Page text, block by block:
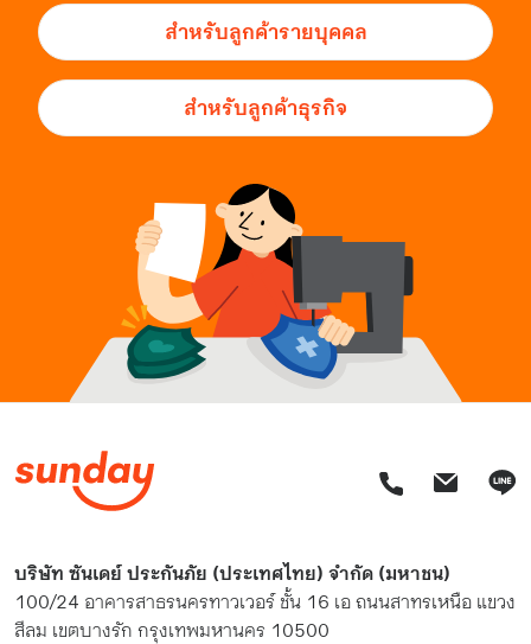
สำหรับลูกค้ารายบุคคล
สำหรับลูกค้าธุรกิจ
บริษัท ซันเดย์ ประกันภัย (ประเทศไทย) จำกัด (มหาชน)
100/24 อาคารสาธรนครทาวเวอร์ ชั้น 16 เอ ถนนสาทรเหนือ แขวง
สีลม เขตบางรัก กรุงเทพมหานคร 10500